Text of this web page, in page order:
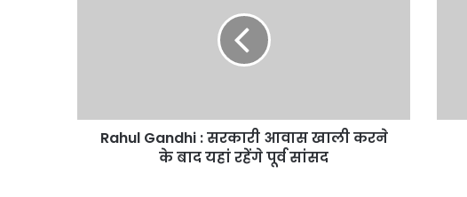
बाद
Rahul Gandhi : सरकारी आवास खाली करने
के बाद यहां रहेंगे पूर्व सांसद
है